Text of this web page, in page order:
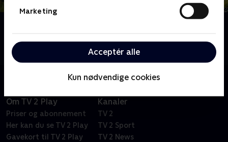
Marketing
Acceptér alle
Kun nødvendige cookies
mistænkelige mord i Berchtesgaden.
Om TV 2 Play
Priser og abonnement
Her kan du se TV 2 Play
Gavekort til TV 2 Play
Kanaler
TV 2
TV 2 Sport
TV 2 News